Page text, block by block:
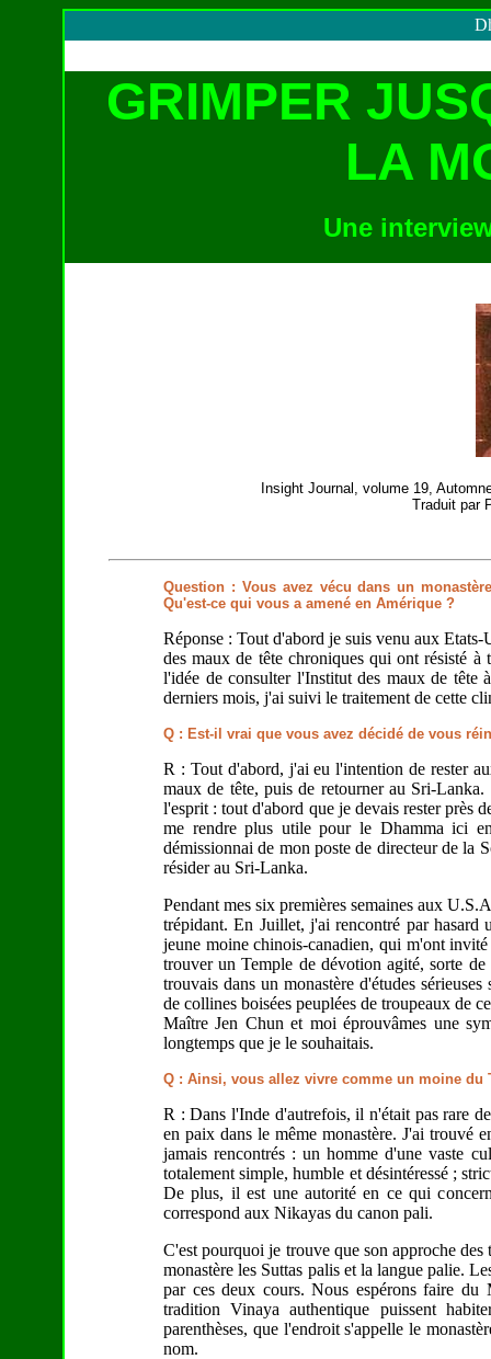
GRIMPER
LA
Une
Insight Journal, volume 19,
Traduit par
Question : Vous avez vécu dans un
Qu'est-ce qui vous a amené en Amérique ?
Réponse : Tout d'abord je suis venu aux
des maux de tête chroniques qui ont résisté
l'idée de consulter l'Institut des maux de tête
derniers mois, j'ai suivi le traitement de cette
Q : Est-il vrai que vous avez décidé de vous
R : Tout d'abord, j'ai eu l'intention de rester
maux de tête, puis de retourner au Sri-
l'esprit : tout d'abord que je devais rester près
me rendre plus utile pour le Dhamma ici
démissionnai de mon poste de directeur de la
résider au Sri-Lanka.
Pendant mes six premières semaines aux
trépidant. En Juillet, j'ai rencontré par
jeune moine chinois-canadien, qui m'ont
trouver un Temple de dévotion agité, sorte
trouvais dans un monastère d'études
de collines boisées peuplées de troupeaux de
Maître Jen Chun et moi éprouvâmes une
longtemps que je le souhaitais.
Q : Ainsi, vous allez vivre comme un moine du
R : Dans l'Inde d'autrefois, il n'était pas rare
en paix dans le même monastère. J'ai trouvé
jamais rencontrés : un homme d'une vaste
totalement simple, humble et désintéressé ;
De plus, il est une autorité en ce qui
correspond aux Nikayas du canon pali.
C'est pourquoi je trouve que son approche
monastère les Suttas palis et la langue palie.
par ces deux cours. Nous espérons faire du
tradition Vinaya authentique puissent
parenthèses, que l'endroit s'appelle le
nom.